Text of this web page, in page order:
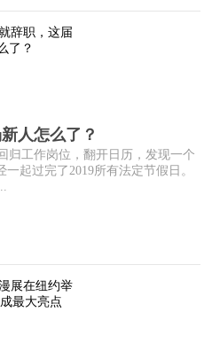
人怎么了？
归工作岗位，翻开日历，发现一个
起过完了2019所有法定节假日。